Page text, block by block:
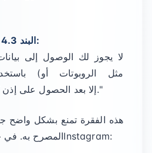
البند 4.3 – الأنشطة المحظورة:
باستخدام
scrapers) إلا بعد الحصول على إذن كتابي منا."
هذه الفقرة تمنع بشكل واضح
المصرح به. في حال المخالفة، يحق لـInstagram: